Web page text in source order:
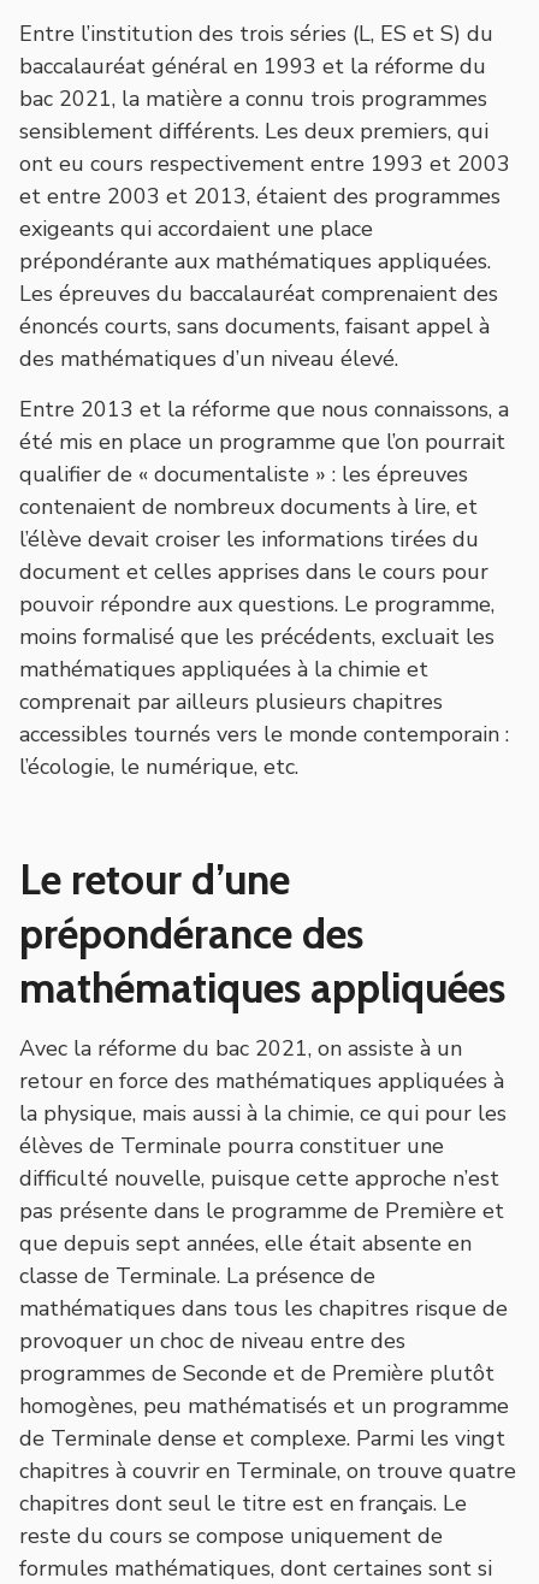
Entre l’institution des trois séries (L, ES et S) du
baccalauréat général en 1993 et la réforme du
bac 2021, la matière a connu trois programmes
sensiblement différents. Les deux premiers, qui
ont eu cours respectivement entre 1993 et 2003
et entre 2003 et 2013, étaient des programmes
exigeants qui accordaient une place
prépondérante aux mathématiques appliquées.
Les épreuves du baccalauréat comprenaient des
énoncés courts, sans documents, faisant appel à
des mathématiques d’un niveau élevé.
Entre 2013 et la réforme que nous connaissons, a
été mis en place un programme que l’on pourrait
qualifier de « documentaliste » : les épreuves
contenaient de nombreux documents à lire, et
l’élève devait croiser les informations tirées du
document et celles apprises dans le cours pour
pouvoir répondre aux questions. Le programme,
moins formalisé que les précédents, excluait les
mathématiques appliquées à la chimie et
comprenait par ailleurs plusieurs chapitres
accessibles tournés vers le monde contemporain :
l’écologie, le numérique, etc.
Le retour d’une
prépondérance des
mathématiques appliquées
Avec la réforme du bac 2021, on assiste à un
retour en force des mathématiques appliquées à
la physique, mais aussi à la chimie, ce qui pour les
élèves de Terminale pourra constituer une
difficulté nouvelle, puisque cette approche n’est
pas présente dans le programme de Première et
que depuis sept années, elle était absente en
classe de Terminale. La présence de
mathématiques dans tous les chapitres risque de
provoquer un choc de niveau entre des
programmes de Seconde et de Première plutôt
homogènes, peu mathématisés et un programme
de Terminale dense et complexe. Parmi les vingt
chapitres à couvrir en Terminale, on trouve quatre
chapitres dont seul le titre est en français. Le
reste du cours se compose uniquement de
formules mathématiques, dont certaines sont si